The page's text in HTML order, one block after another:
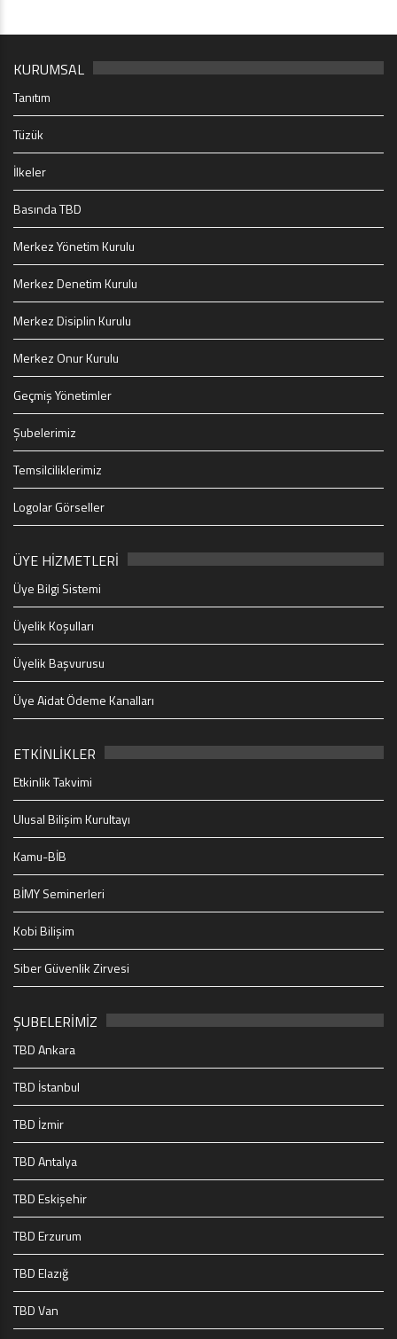
KURUMSAL
Tanıtım
Tüzük
İlkeler
Basında TBD
Merkez Yönetim Kurulu
Merkez Denetim Kurulu
Merkez Disiplin Kurulu
Merkez Onur Kurulu
Geçmiş Yönetimler
Şubelerimiz
Temsilciliklerimiz
Logolar Görseller
ÜYE HİZMETLERİ
Üye Bilgi Sistemi
Üyelik Koşulları
Üyelik Başvurusu
Üye Aidat Ödeme Kanalları
ETKİNLİKLER
Etkinlik Takvimi
Ulusal Bilişim Kurultayı
Kamu-BİB
BİMY Seminerleri
Kobi Bilişim
Siber Güvenlik Zirvesi
ŞUBELERİMİZ
TBD Ankara
TBD İstanbul
TBD İzmir
TBD Antalya
TBD Eskişehir
TBD Erzurum
TBD Elazığ
TBD Van